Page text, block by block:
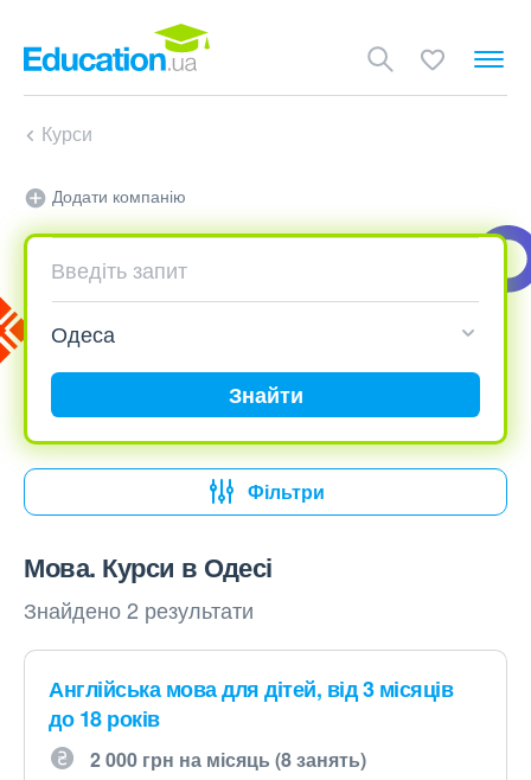
Курси
Додати компанію
Знайти
Фільтри
Мова. Курси в Одесі
Знайдено 2 результати
Англійська мова для дітей, від 3 місяців
до 18 років
2 000 грн на місяць (8 занять)